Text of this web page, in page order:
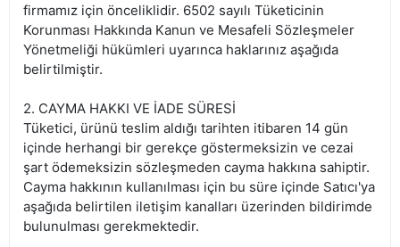
firmamız için önceliklidir. 6502 sayılı Tüketicinin
Korunması Hakkında Kanun ve Mesafeli Sözleşmeler
Yönetmeliği hükümleri uyarınca haklarınız aşağıda
belirtilmiştir.
2. CAYMA HAKKI VE İADE SÜRESİ
Tüketici, ürünü teslim aldığı tarihten itibaren 14 gün
içinde herhangi bir gerekçe göstermeksizin ve cezai
şart ödemeksizin sözleşmeden cayma hakkına sahiptir.
Cayma hakkının kullanılması için bu süre içinde Satıcı'ya
aşağıda belirtilen iletişim kanalları üzerinden bildirimde
bulunulması gerekmektedir.